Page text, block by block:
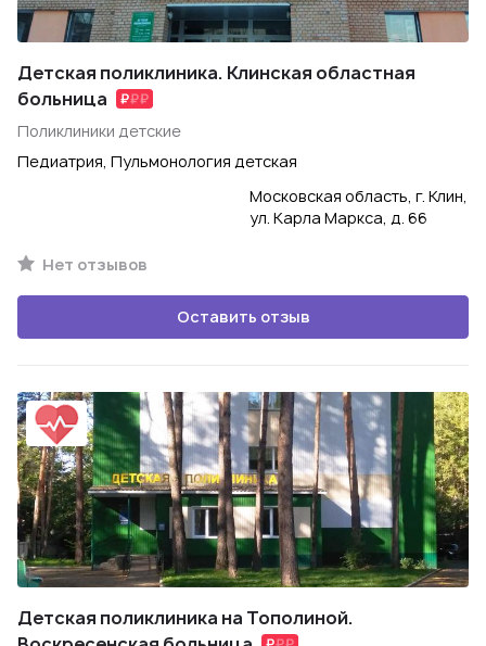
Детская поликлиника. Клинская областная
больница
Поликлиники детские
Педиатрия, Пульмонология детская
Московская область, г. Клин,
ул. Карла Маркса, д. 66
Нет отзывов
Оставить отзыв
Детская поликлиника на Тополиной.